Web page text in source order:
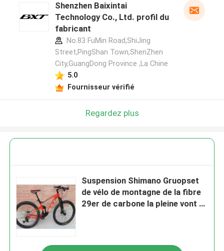
Shenzhen Baixintai
Technology Co., Ltd. profil du
fabricant
No.83 FuMin Road,ShiJing
Street,PingShan Town,ShenZhen
City,GuangDong Province ,La Chine
5.0
Fournisseur vérifié
Regardez plus
Suspension Shimano Gruopset
de vélo de montagne de la fibre
29er de carbone la pleine vont à